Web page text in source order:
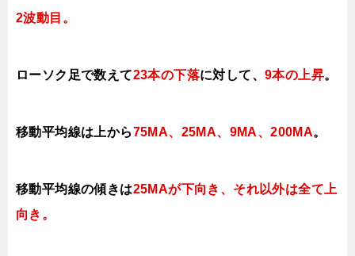
2波動目。
ローソク足で数えて23本の下落に対して、9本の上昇。
移動平均線は上から75MA、25MA、9MA、200MA。
移動平均線の傾きは25MAが下向き、それ以外は全て上
向き 。